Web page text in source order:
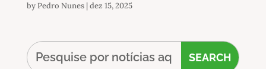
byPedro Nunes|dez 15, 2025